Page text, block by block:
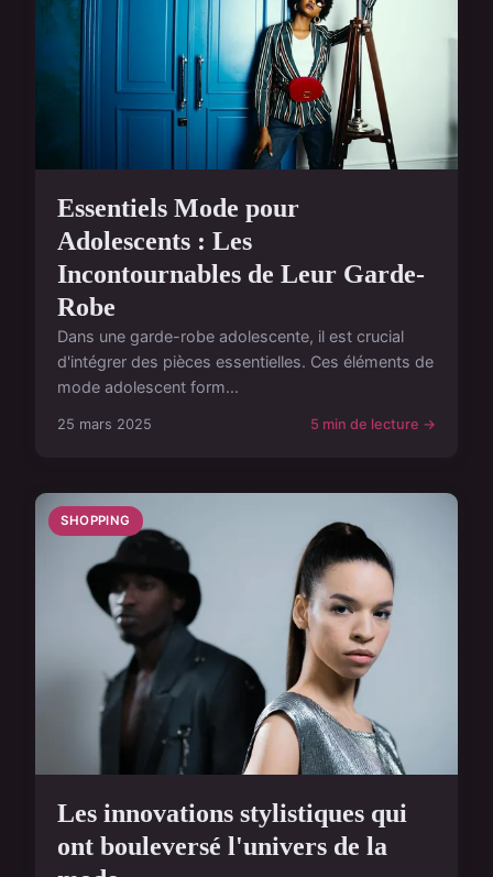
Essentiels Mode pour
Adolescents : Les
Incontournables de Leur Garde-
Robe
Dans une garde-robe adolescente, il est crucial
d'intégrer des pièces essentielles. Ces éléments de
mode adolescent form...
25 mars 2025 5 min de lecture →
SHOPPING
Les innovations stylistiques qui
ont bouleversé l'univers de la